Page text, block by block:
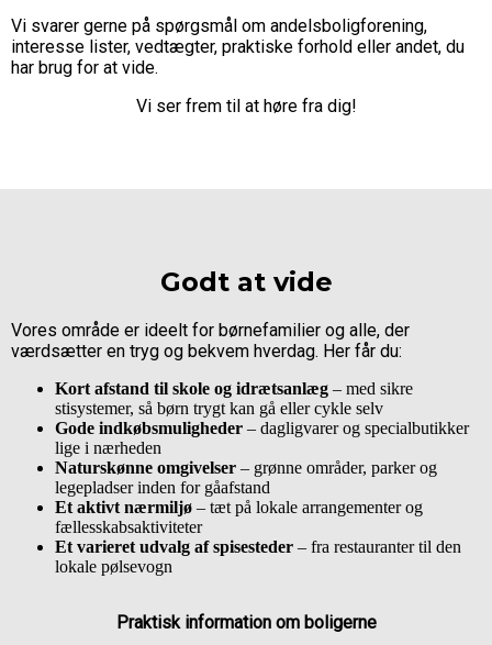
Vi svarer gerne på spørgsmål om andelsboligforening,
interesse lister, vedtægter, praktiske forhold eller andet, du
har brug for at vide.
Vi ser frem til at høre fra dig!
Godt at vide
Vores område er ideelt for børnefamilier og alle, der
værdsætter en tryg og bekvem hverdag. Her får du:
Kort afstand til skole og idrætsanlæg – med sikre
stisystemer, så børn trygt kan gå eller cykle selv
Gode indkøbsmuligheder – dagligvarer og specialbutikker
lige i nærheden
Naturskønne omgivelser – grønne områder, parker og
legepladser inden for gåafstand
Et aktivt nærmiljø – tæt på lokale arrangementer og
fællesskabsaktiviteter
Et varieret udvalg af spisesteder – fra restauranter til den
lokale pølsevogn
Praktisk information om boligerne